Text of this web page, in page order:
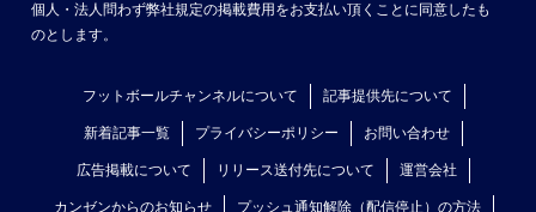
個人・法人問わず弊社規定の掲載費用をお支払い頂くことに同意したも
のとします。
フットボールチャンネルについて 記事提供先について
新着記事一覧 プライバシーポリシー お問い合わせ
広告掲載について リリース送付先について 運営会社
カンゼンからのお知らせ プッシュ通知解除（配信停止）の方法